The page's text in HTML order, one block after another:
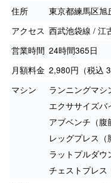
住所
東京都練馬区
アクセス 西武池袋線 /
営業時間 24時間365日
月額料金 2,980円（税込
マシン
ランニングマシ
エクササイズバ
アブベンチ（腹
レッグプレス（
ラットプルダウ
チェストプレス